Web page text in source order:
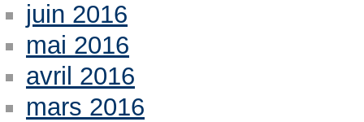
juin 2016
mai 2016
avril 2016
mars 2016